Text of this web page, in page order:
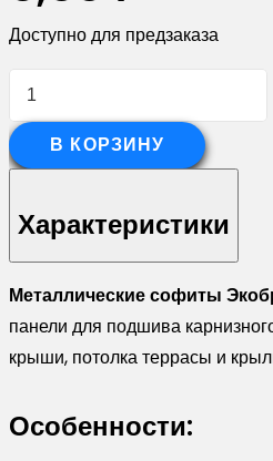
Доступно для предзаказа
Количество
Софит
ЭкоБрус
перфорации
0,345
Grand
Line
0,45
Elite
В КОРЗИНУ
Характеристики
Металлические софиты
панели для подшива
крыши, потолка террасы и
Особенности: